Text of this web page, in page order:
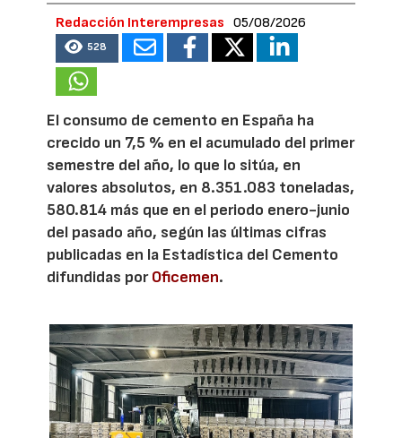
Redacción Interempresas 05/08/2026
528
El consumo de cemento en España ha
crecido un 7,5 % en el acumulado del primer
semestre del año, lo que lo sitúa, en
valores absolutos, en 8.351.083 toneladas,
580.814 más que en el periodo enero-junio
del pasado año, según las últimas cifras
publicadas en la Estadística del Cemento
difundidas porOficemen.